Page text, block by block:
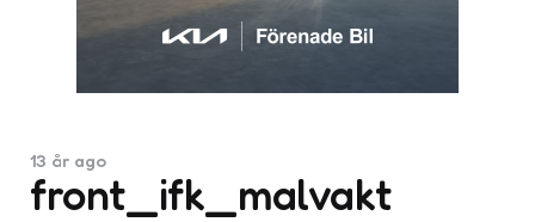
front_ifk_malvakt
13 år ago